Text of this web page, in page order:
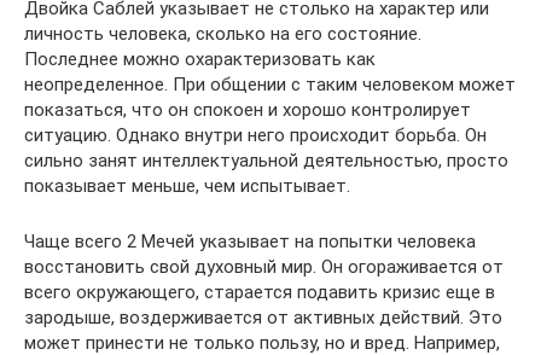
Двойка Саблей указывает не столько на характер или
личность человека, сколько на его состояние.
Последнее можно охарактеризовать как
неопределенное. При общении с таким человеком может
показаться, что он спокоен и хорошо контролирует
ситуацию. Однако внутри него происходит борьба. Он
сильно занят интеллектуальной деятельностью, просто
показывает меньше, чем испытывает.
Чаще всего 2 Мечей указывает на попытки человека
восстановить свой духовный мир. Он огораживается от
всего окружающего, старается подавить кризис еще в
зародыше, воздерживается от активных действий. Это
может принести не только пользу, но и вред. Например,